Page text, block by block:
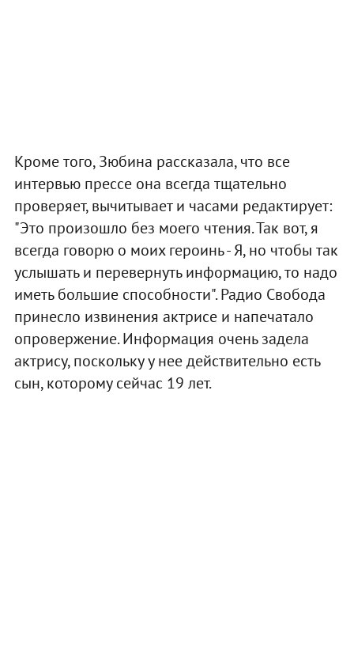
Кроме того, Зюбина рассказала, что все
интервью прессе она всегда тщательно
проверяет, вычитывает и часами редактирует:
"Это произошло без моего чтения. Так вот, я
всегда говорю о моих героинь - Я, но чтобы так
услышать и перевернуть информацию, то надо
иметь большие способности". Радио Свобода
принесло извинения актрисе и напечатало
опровержение. Информация очень задела
актрису, поскольку у нее действительно есть
сын, которому сейчас 19 лет.